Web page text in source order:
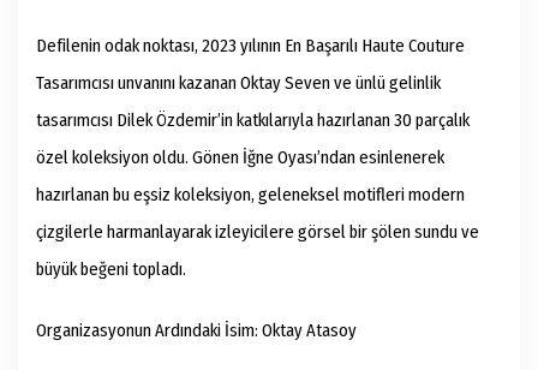
Defilenin odak noktası, 2023 yılının En Başarılı Haute Couture
Tasarımcısı unvanını kazanan Oktay Seven ve ünlü gelinlik
tasarımcısı Dilek Özdemir’in katkılarıyla hazırlanan 30 parçalık
özel koleksiyon oldu. Gönen İğne Oyası’ndan esinlenerek
hazırlanan bu eşsiz koleksiyon, geleneksel motifleri modern
çizgilerle harmanlayarak izleyicilere görsel bir şölen sundu ve
büyük beğeni topladı.
Organizasyonun Ardındaki İsim: Oktay Atasoy